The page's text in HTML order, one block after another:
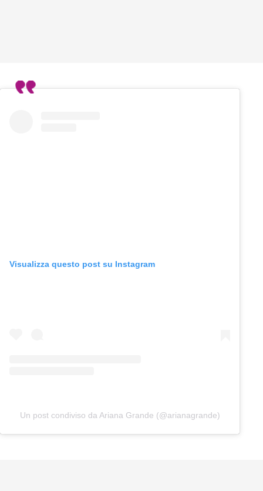
Visualizza questo post su Instagram
Un post condiviso da Ariana Grande (@arianagrande)